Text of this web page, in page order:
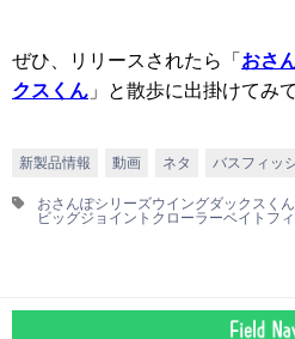
ぜひ、リリースされたら「 おさ
クスくん 」と散歩に出掛けてみ
新製品情報 動画 ネタ バスフィッ
おさんぽシリーズウイングダックスくん
ビッグジョイントクローラーベイト フ